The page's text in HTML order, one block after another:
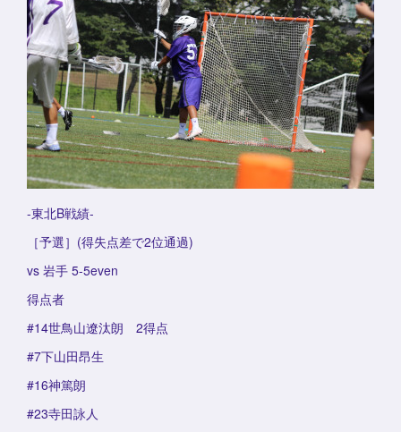
-東北B戦績-
［予選］(得失点差で2位通過)
vs 岩手 5-5even
得点者
#14世鳥山遼汰朗 2得点
#7下山田昂生
#16神篤朗
#23寺田詠人